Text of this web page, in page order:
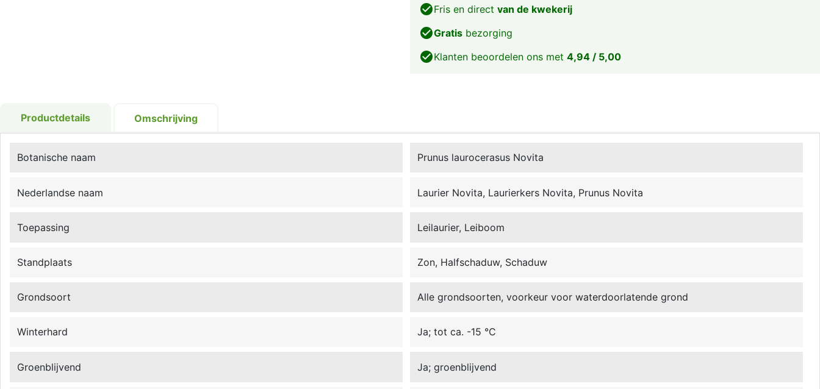
check_circleFris en direct van de kwekerij
check_circleGratisbezorging
check_circleKlanten beoordelen ons met 4,94 / 5,00
Productdetails Omschrijving
Botanische naam Prunus laurocerasus Novita
Nederlandse naam Laurier Novita, Laurierkers Novita, Prunus Novita
Toepassing Leilaurier, Leiboom
Standplaats Zon, Halfschaduw, Schaduw
Grondsoort Alle grondsoorten, voorkeur voor waterdoorlatende grond
Winterhard Ja; tot ca. -15 °C
Groenblijvend Ja; groenblijvend